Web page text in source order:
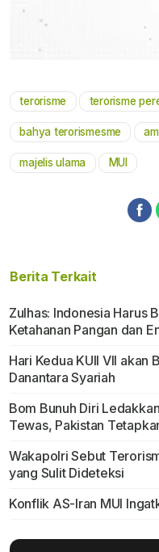
terorisme terorisme
bahya terorismesme
majelis ulama MUI
Berita Terkait
Zulhas: Indonesia Harus
Ketahanan Pangan dan
Hari Kedua KUII VII akan
Danantara Syariah
Bom Bunuh Diri
Tewas, Pakistan
Wakapolri Sebut
yang Sulit Dideteksi
Konflik AS-Iran MUI